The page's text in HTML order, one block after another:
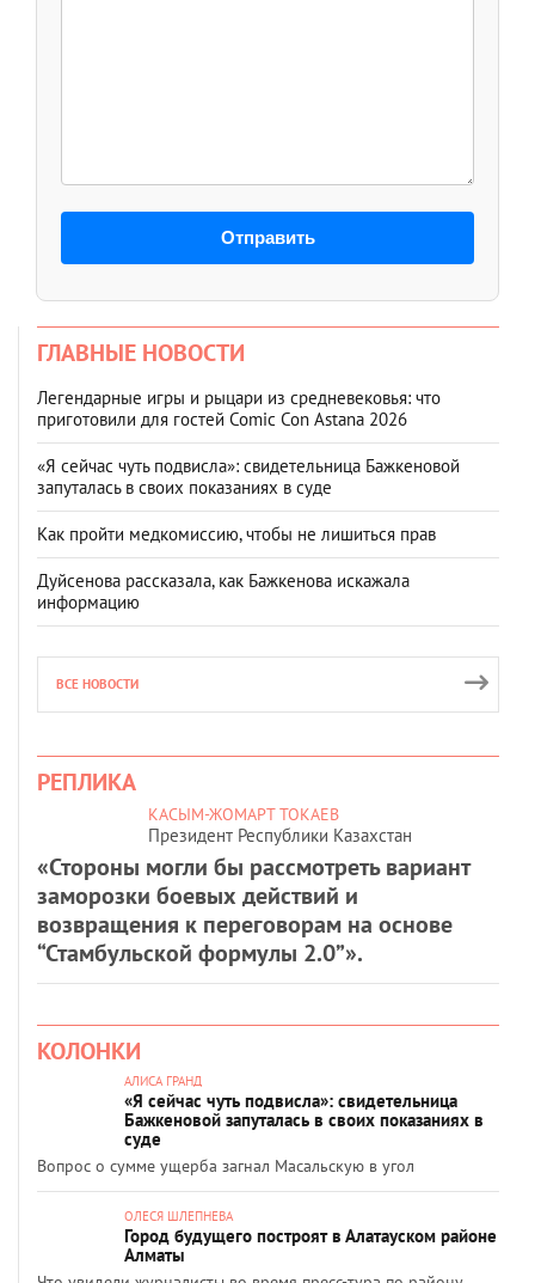
Отправить
ГЛАВНЫЕ НОВОСТИ
Легендарные игры и рыцари из средневековья: что
приготовили для гостей Comic Con Astana 2026
«Я сейчас чуть подвисла»: свидетельница Бажкеновой
запуталась в своих показаниях в суде
Как пройти медкомиссию, чтобы не лишиться прав
Дуйсенова рассказала, как Бажкенова искажала
информацию
ВСЕ НОВОСТИ
РЕПЛИКА
КАСЫМ-ЖОМАРТ ТОКАЕВ
Президент Республики Казахстан
«Стороны могли бы рассмотреть вариант
заморозки боевых действий и
возвращения к переговорам на основе
“Стамбульской формулы 2.0”».
КОЛОНКИ
АЛИСА ГРАНД
«Я сейчас чуть подвисла»: свидетельница
Бажкеновой запуталась в своих показаниях в
суде
Вопрос о сумме ущерба загнал Масальскую в угол
ОЛЕСЯ ШЛЕПНЕВА
Город будущего построят в Алатауском районе
Алматы